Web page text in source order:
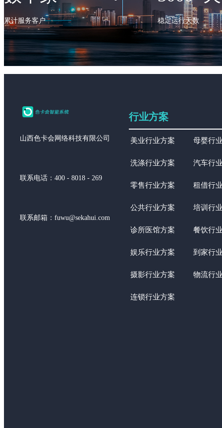
累计服务客户 稳定运行天数
山西色卡会网络科技有限公司
联系电话：400 - 8018 - 269
联系邮箱：fuwu@sekahui.com
行业方案
美业行业方案 母婴行
洗涤行业方案 汽车行
零售行业方案 租借行
公共行业方案 培训行
诊所医馆方案 餐饮行
娱乐行业方案 到家行
摄影行业方案 物流行
连锁行业方案